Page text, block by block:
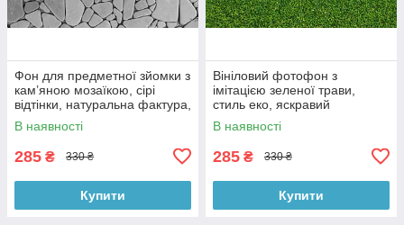
Фон для предметної зйомки з
кам’яною мозаїкою, сірі
відтінки, натуральна фактура,
90×60 см, №56023
В наявності
285 ₴ 330 ₴
Купити
Вініловий фотофон з
імітацією зеленої трави,
стиль еко, яскравий
природний колір, 90×60 см,
№56024
В наявності
285 ₴ 330 ₴
Купити